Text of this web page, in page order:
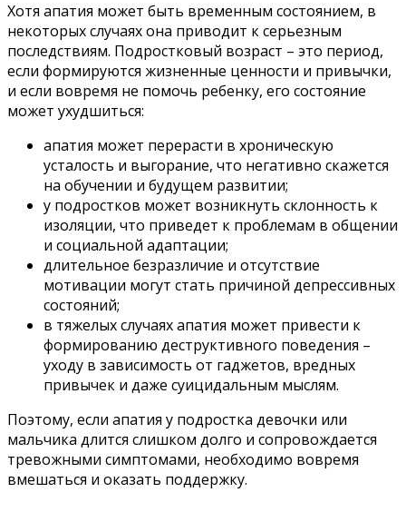
Хотя апатия может быть временным состоянием, в
некоторых случаях она приводит к серьезным
последствиям. Подростковый возраст – это период,
если формируются жизненные ценности и привычки,
и если вовремя не помочь ребенку, его состояние
может ухудшиться:
апатия может перерасти в хроническую
усталость и выгорание, что негативно скажется
на обучении и будущем развитии;
у подростков может возникнуть склонность к
изоляции, что приведет к проблемам в общении
и социальной адаптации;
длительное безразличие и отсутствие
мотивации могут стать причиной депрессивных
состояний;
в тяжелых случаях апатия может привести к
формированию деструктивного поведения –
уходу в зависимость от гаджетов, вредных
привычек и даже суицидальным мыслям.
Поэтому, если апатия у подростка девочки или
мальчика длится слишком долго и сопровождается
тревожными симптомами, необходимо вовремя
вмешаться и оказать поддержку.